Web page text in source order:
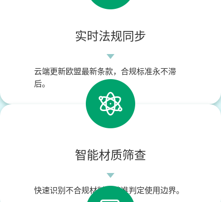
实时法规同步
云端更新欧盟最新条款，合规标准永不滞
后。
智能材质筛查
快速识别不合规材料，精准判定使用边界。